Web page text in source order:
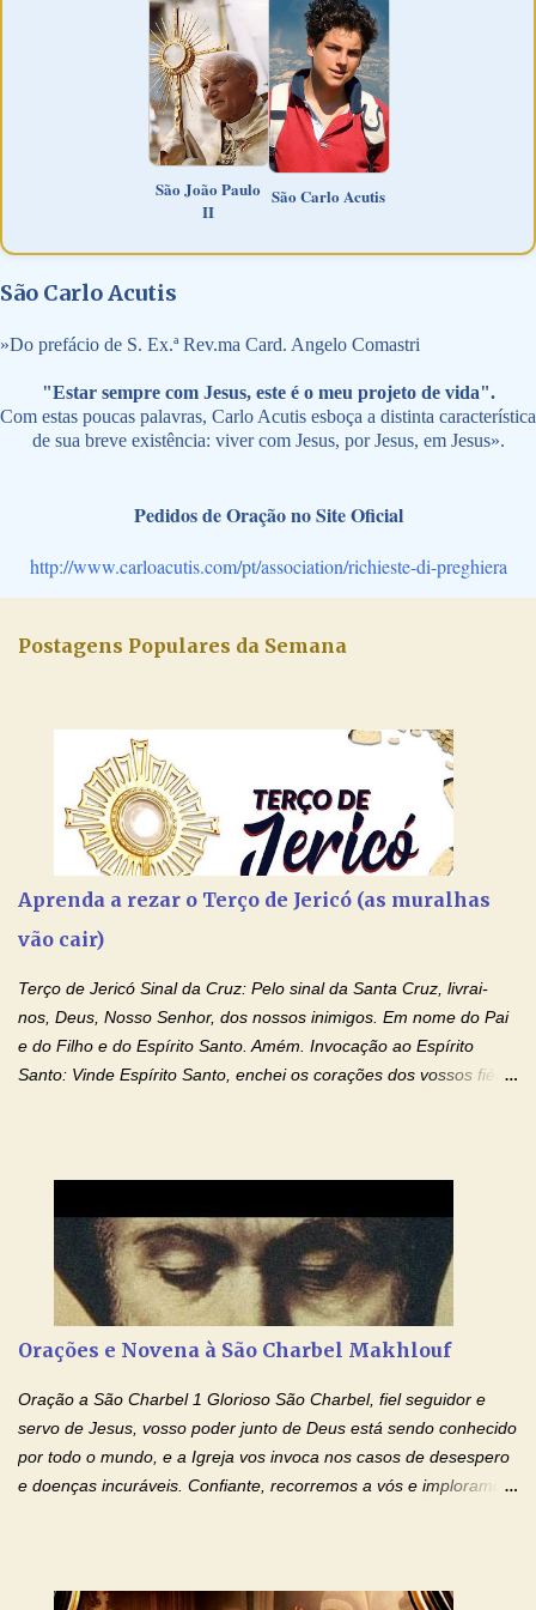
São João Paulo
II
São Carlo Acutis
São Carlo Acutis
»Do prefácio de S. Ex.ª Rev.ma Card. Angelo Comastri
"Estar sempre com Jesus, este é o meu projeto de vida".
Com estas poucas palavras, Carlo Acutis esboça a distinta característica
de sua breve existência: viver com Jesus, por Jesus, em Jesus».
Pedidos de Oração no Site Oficial
http://www.carloacutis.com/pt/association/richieste-di-preghiera
Postagens Populares da Semana
Aprenda a rezar o Terço de Jericó (as muralhas
vão cair)
Terço de Jericó Sinal da Cruz: Pelo sinal da Santa Cruz, livrai-
nos, Deus, Nosso Senhor, dos nossos inimigos. Em nome do Pai
e do Filho e do Espírito Santo. Amém. Invocação ao Espírito
Santo: Vinde Espírito Santo, enchei os corações dos vossos fiéis
o mesmo Espírito e gozemos sempre da sua consolação. Por
Cristo, Senhor Nosso. Amém. Creio: Creio em Deus Pai Todo-
Poderoso, Criador do céu e da terra; e em Jesus Cristo, seu
único Filho, nosso Senhor; que foi concebido pelo poder do Espí­
rito Santo; nasceu da Virgem Maria, padeceu sob Pôncio Pilatos,
foi crucificado, morto e sepultado. Desceu à mansão dos mortos;
ressuscitou ao terceiro dia; subiu aos céus, está sentado à direita
de Deus Pai todo-poderoso, donde há de vir a julgar os v...
Orações e Novena à São Charbel Makhlouf
Oração a São Charbel 1 Glorioso São Charbel, fiel seguidor e
servo de Jesus, vosso poder junto de Deus está sendo conhecido
por todo o mundo, e a Igreja vos invoca nos casos de desespero
e doenças incuráveis. Confiante, recorremos a vós e imploramos
Queremos sempre lembrar-nos deste favor, da vossa intercessão